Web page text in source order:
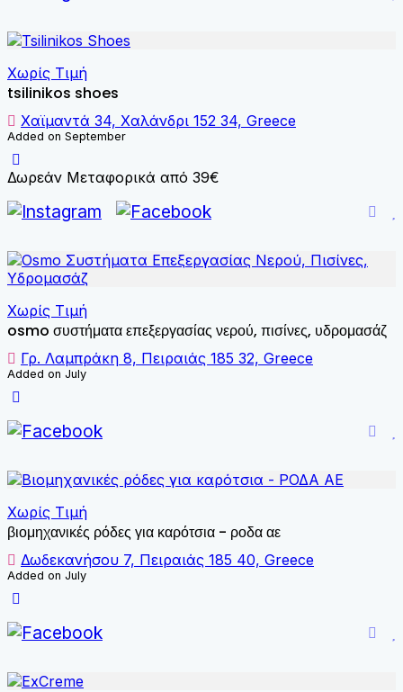
Χωρίς Τιμή
tsilinikos shoes
Χαϊμαντά 34, Χαλάνδρι 152 34, Greece
Added on September
Δωρεάν Μεταφορικά από 39€
Χωρίς Τιμή
osmo συστήματα επεξεργασίας νερού, πισίνες, υδρομασάζ
Γρ. Λαμπράκη 8, Πειραιάς 185 32, Greece
Added on July
Χωρίς Τιμή
βιομηχανικές ρόδες για καρότσια - ροδα αε
Δωδεκανήσου 7, Πειραιάς 185 40, Greece
Added on July